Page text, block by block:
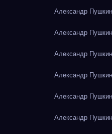
Александр
Александр
Александр
Александр
Александр
Александр